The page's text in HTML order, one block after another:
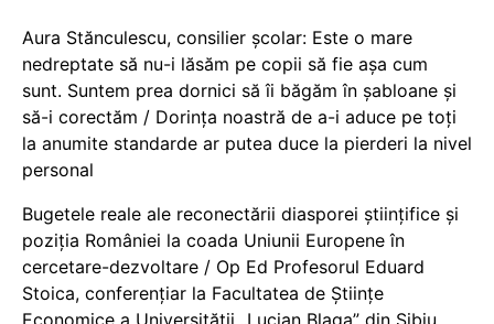
Aura Stănculescu, consilier școlar: Este o mare
nedreptate să nu-i lăsăm pe copii să fie așa cum
sunt. Suntem prea dornici să îi băgăm în șabloane și
să-i corectăm / Dorința noastră de a-i aduce pe toți
la anumite standarde ar putea duce la pierderi la nivel
personal
Bugetele reale ale reconectării diasporei științifice și
poziția României la coada Uniunii Europene în
cercetare-dezvoltare / Op Ed Profesorul Eduard
Stoica, conferențiar la Facultatea de Științe